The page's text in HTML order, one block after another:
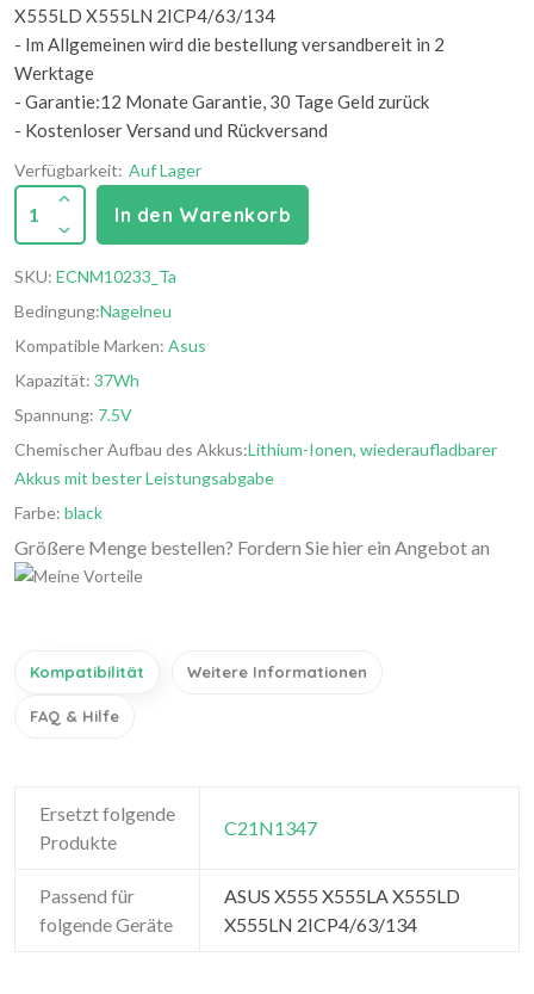
X555LD X555LN 2ICP4/63/134
- Im Allgemeinen wird die bestellung versandbereit in 2
Werktage
- Garantie:12 Monate Garantie, 30 Tage Geld zurück
- Kostenloser Versand und Rückversand
Verfügbarkeit: Auf Lager
1 In den Warenkorb
SKU: ECNM10233_Ta
Bedingung:Nagelneu
Kompatible Marken: Asus
Kapazität: 37Wh
Spannung: 7.5V
Chemischer Aufbau des Akkus:Lithium-Ionen, wiederaufladbarer
Akkus mit bester Leistungsabgabe
Farbe: black
Größere Menge bestellen? Fordern Sie hier ein Angebot an
Kompatibilität Weitere Informationen
FAQ & Hilfe
Ersetzt folgende
Produkte
C21N1347
Passend für
folgende Geräte
ASUS X555 X555LA X555LD
X555LN 2ICP4/63/134